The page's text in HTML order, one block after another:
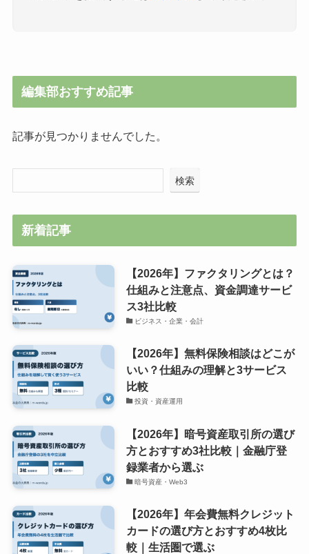
編集部おすすめ記事
記事が見つかりませんでした。
検索
新着記事
【2026年】ファクタリングとは？
仕組みと注意点、資金調達サービ
ス3社比較
ビジネス・企業・会計
【2026年】無料保険相談はどこが
いい？仕組みの理解と3サービス
比較
投資・資産運用
【2026年】暗号資産取引所の選び
方とおすすめ3社比較｜金融庁登
録業者から選ぶ
暗号資産・Web3
【2026年】年会費無料クレジット
カードの選び方とおすすめ4枚比
較｜生活圏で選ぶ